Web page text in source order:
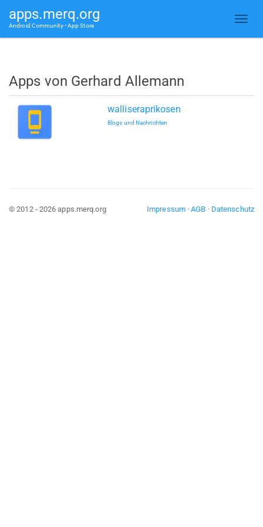
apps.merq.org
Android Community • App Store
Apps von Gerhard Allemann
walliseraprikosen
Blogs und Nachrichten
Impressum·AGB · Datenschutz
© 2012 - 2026 apps.merq.org